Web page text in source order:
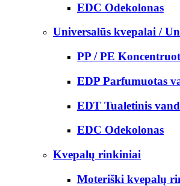
EDC Odekolonas
Universalūs kvepalai /
PP / PE
EDP Parfumuotas
EDT Tualetinis
EDC Odekolonas
Kvepalų rinkiniai
Moteriški kvepalų